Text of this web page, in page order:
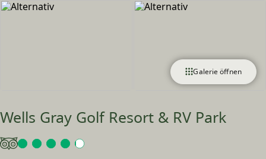
Galerie öffnen
Wells Gray Golf Resort & RV Park